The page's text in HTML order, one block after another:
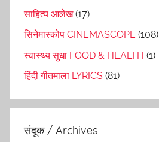
साहित्य आलेख(17)
सिनेमास्कोप CINEMASCOPE (108)
स्वास्थ्य सुधा FOOD & HEALTH (1)
हिंदी गीतमाला LYRICS (81)
संदूक / Archives